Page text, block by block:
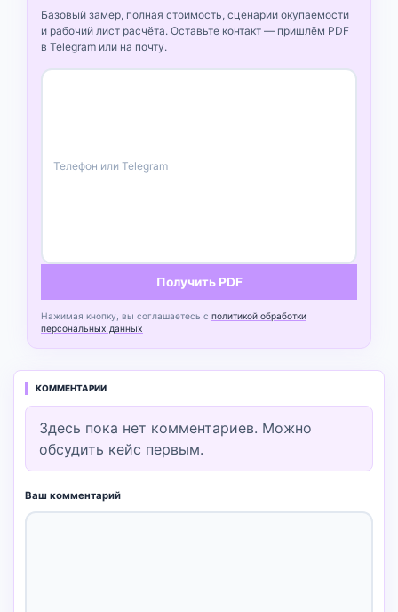
Базовый замер, полная стоимость, сценарии окупаемости
и рабочий лист расчёта. Оставьте контакт — пришлём PDF
в Telegram или на почту.
Получить PDF
Нажимая кнопку, вы соглашаетесь с политикой обработки
персональных данных
КОММЕНТАРИИ
Здесь пока нет комментариев. Можно
обсудить кейс первым.
Ваш комментарий